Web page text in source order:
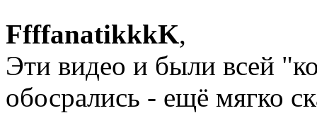
FfffanatikkkK,
Эти видео и были всей
обосрались - ещё мягко